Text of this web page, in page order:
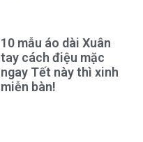
10 mẫu áo dài Xuân
tay cách điệu mặc
ngay Tết này thì xinh
miễn bàn!